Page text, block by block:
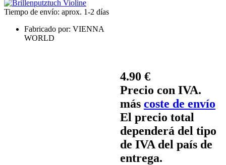
Tiempo de envío: aprox. 1-2 días
Fabricado por: VIENNA
WORLD
4.90 €
Precio con IVA.
más coste de envío
El precio total
dependerá del tipo
de IVA del país de
entrega.